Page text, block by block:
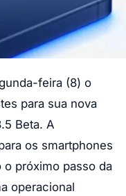
feira (8) o
para sua nova
Beta. A
os smartphones
o próximo passo da
operacional